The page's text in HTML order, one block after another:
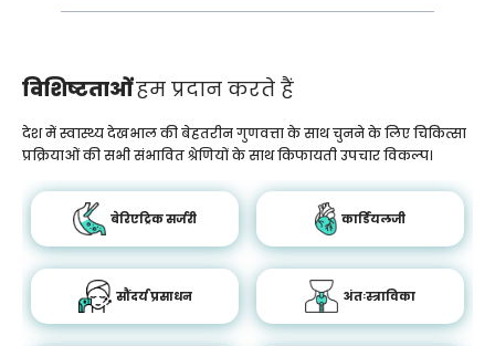
विशिष्टताओंहम प्रदान करते हैं
देश में स्वास्थ्य देखभाल की बेहतरीन गुणवत्ता के साथ चुनने के लिए चिकित्सा
प्रक्रियाओं की सभी संभावित श्रेणियों के साथ किफायती उपचार विकल्प।
बेरिएट्रिक सर्जरी कार्डियलजी
सौंदर्य प्रसाधन अंतःस्त्राविका